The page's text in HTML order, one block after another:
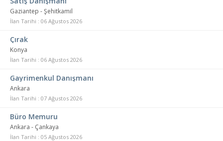
Gaziantep - Şehitkamil
İlan Tarihi : 06 Ağustos 2026
Çırak
Konya
İlan Tarihi : 06 Ağustos 2026
Gayrimenkul Danışmanı
Ankara
İlan Tarihi : 07 Ağustos 2026
Büro Memuru
Ankara - Çankaya
İlan Tarihi : 05 Ağustos 2026